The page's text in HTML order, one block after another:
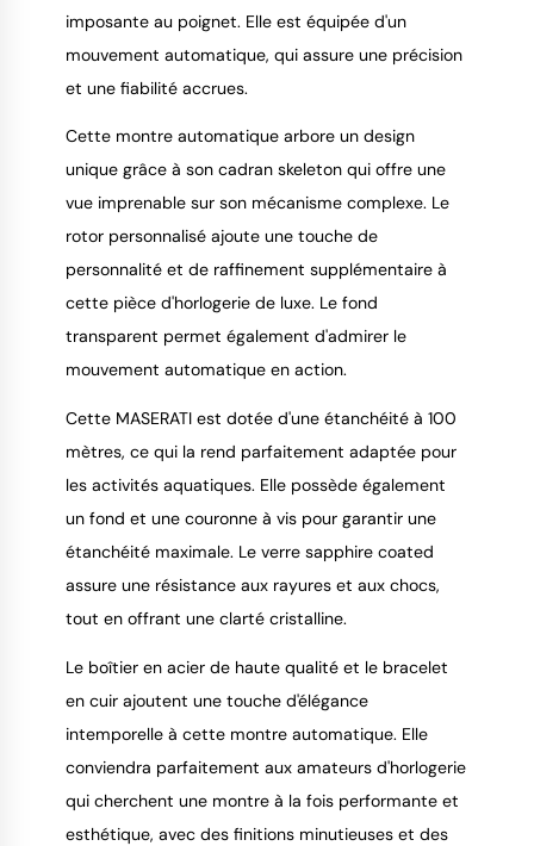
imposante au poignet. Elle est équipée d'un
mouvement automatique, qui assure une précision
et une fiabilité accrues.
Cette montre automatique arbore un design
unique grâce à son cadran skeleton qui offre une
vue imprenable sur son mécanisme complexe. Le
rotor personnalisé ajoute une touche de
personnalité et de raffinement supplémentaire à
cette pièce d'horlogerie de luxe. Le fond
transparent permet également d'admirer le
mouvement automatique en action.
Cette MASERATI est dotée d'une étanchéité à 100
mètres, ce qui la rend parfaitement adaptée pour
les activités aquatiques. Elle possède également
un fond et une couronne à vis pour garantir une
étanchéité maximale. Le verre sapphire coated
assure une résistance aux rayures et aux chocs,
tout en offrant une clarté cristalline.
Le boîtier en acier de haute qualité et le bracelet
en cuir ajoutent une touche d'élégance
intemporelle à cette montre automatique. Elle
conviendra parfaitement aux amateurs d'horlogerie
qui cherchent une montre à la fois performante et
esthétique, avec des finitions minutieuses et des